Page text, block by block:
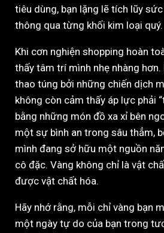
tiêu dùng, bạn lặng lẽ tích lũy
thông qua từng khối kim loại quý.
Khi cơn nghiện shopping hoàn
thấy tâm trí mình nhẹ nhàng hơn.
thao túng bởi những chiến dịch
không còn cảm thấy áp lực phải
bằng những món đồ xa xỉ bên
một sự bình an trong sâu thẳm,
mình đang sở hữu một nguồn
cô đặc. Vàng không chỉ là vật
được vật chất hóa.
Hãy nhớ rằng, mỗi chỉ vàng bạn
một ngày tự do của bạn trong